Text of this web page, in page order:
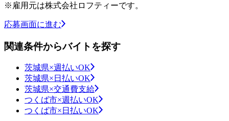
※雇用元は株式会社ロフティーです。
応募画面に進む
関連条件からバイトを探す
茨城県×週払いOK
茨城県×日払いOK
茨城県×交通費支給
つくば市×週払いOK
つくば市×日払いOK